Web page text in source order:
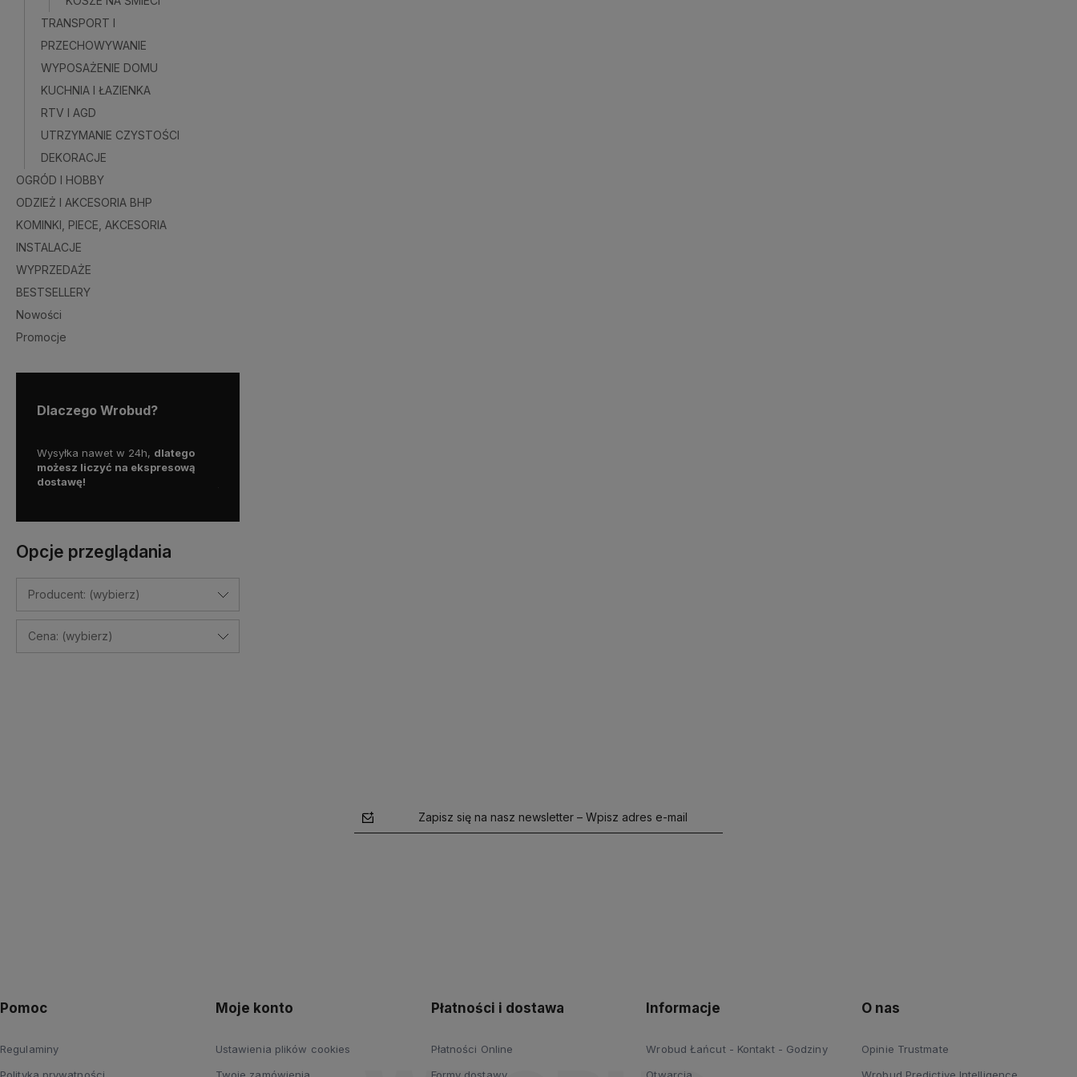
TRANSPORT I
PRZECHOWYWANIE
WYPOSAŻENIE DOMU
KUCHNIA I ŁAZIENKA
RTV I AGD
UTRZYMANIE CZYSTOŚCI
DEKORACJE
OGRÓD I HOBBY
ODZIEŻ I AKCESORIA BHP
KOMINKI, PIECE, AKCESORIA
INSTALACJE
WYPRZEDAŻE
BESTSELLERY
Nowości
Promocje
Dlaczego Wrobud?
Wysyłka nawet w 24h, dlatego
możesz liczyć na ekspresową
dostawę!
Opcje przeglądania
Producent: (wybierz)
Cena: (wybierz)
Zapisz się na nasz newsletter – Wpisz adres e-mail
Pomoc
Regulaminy
Moje konto
Ustawienia plików cookies
Płatności i dostawa
Płatności Online
Informacje
Wrobud Łańcut - Kontakt - Godziny
O nas
Opinie Trustmate